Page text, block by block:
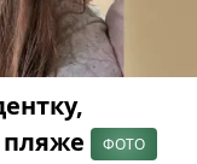
ФОТО